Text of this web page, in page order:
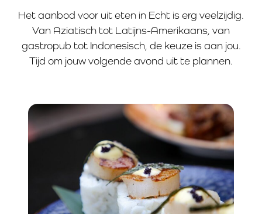
Het aanbod voor uit eten in Echt is erg veelzijdig.
Van Aziatisch tot Latijns-Amerikaans, van
gastropub tot Indonesisch, de keuze is aan jou.
Tijd om jouw volgende avond uit te plannen.